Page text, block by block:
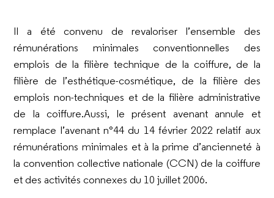
Il a été convenu de revaloriser l’ensemble des
rémunérations minimales conventionnelles des
emplois de la filière technique de la coiffure, de la
filière de l’esthétique-cosmétique, de la filière des
emplois non-techniques et de la filière administrative
de la coiffure.Aussi, le présent avenant annule et
remplace l’avenant n°44 du 14 février 2022 relatif aux
rémunérations minimales et à la prime d’ancienneté à
la convention collective nationale (CCN) de la coiffure
et des activités connexes du 10 juillet 2006.